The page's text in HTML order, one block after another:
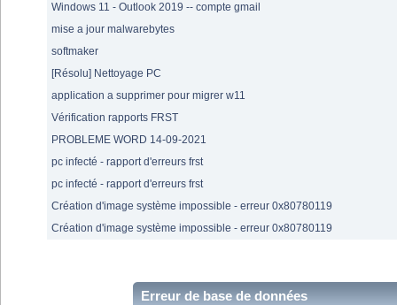
Windows 11 - Outlook 2019 -- compte gmail
mise a jour malwarebytes
softmaker
[Résolu] Nettoyage PC
application a supprimer pour migrer w11
Vérification rapports FRST
PROBLEME WORD 14-09-2021
pc infecté - rapport d'erreurs frst
pc infecté - rapport d'erreurs frst
Création d'image système impossible - erreur 0x80780119
Création d'image système impossible - erreur 0x80780119
Erreur de base de données